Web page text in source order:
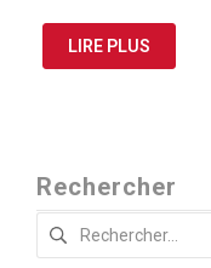
LIRE PLUS
Rechercher
Rechercher :